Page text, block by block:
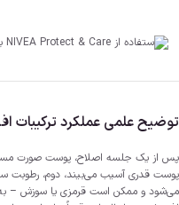
توضیح علمی عملکرد ترکیبات
پس از یک جلسه اصلاح، پوست صورت
پوست قدری آسیب می‌بیند، دوم،
می‌شود و ممکن است قرمزی یا سوزش –